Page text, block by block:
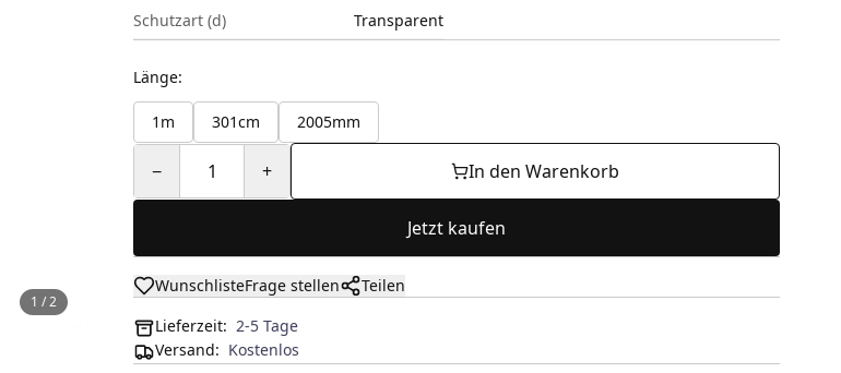
1 /2
Schutzart (d) Transparent
Länge:
1m 301cm 2005mm
− 1 + In den Warenkorb
Jetzt kaufen
WunschlisteFrage stellen
Teilen
Lieferzeit: 2-5 Tage
Versand: Kostenlos